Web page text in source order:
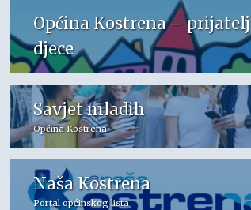
Općina Kostrena – prijatelj
djece
Savjet mladih
Općina Kostrena
Naša Kostrena
Portal općinskog lista